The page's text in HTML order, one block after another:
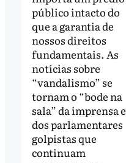
público intacto do
que a garantia de
nossos direitos
fundamentais. As
notícias sobre
“vandalismo” se
tornam o “bode na
sala” da imprensa e
dos parlamentares
golpistas que
continuam